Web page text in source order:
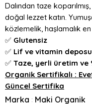
Dalından taze koparılmış,
doğal lezzet katın.
közlemelik, haşlamalık en
✅ Glutensiz
✅ Lif ve vitamin deposu
✅ Taze, yerli üretim ve
Organik Sertifikalı :
Güncel Sertifika
Marka : Maki Organik